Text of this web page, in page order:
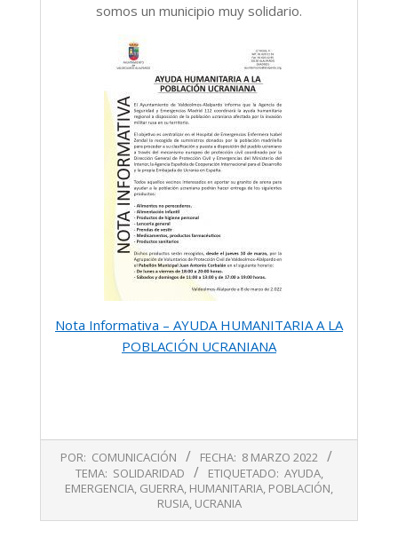
somos un municipio muy solidario.
Nota Informativa – AYUDA HUMANITARIA A LA
POBLACIÓN UCRANIANA
POR: COMUNICACIÓN FECHA: 8 MARZO 2022
TEMA: SOLIDARIDAD ETIQUETADO: AYUDA,
EMERGENCIA, GUERRA, HUMANITARIA, POBLACIÓN,
RUSIA, UCRANIA